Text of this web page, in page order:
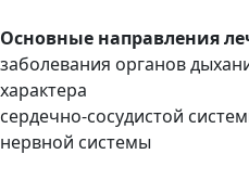
Основные направления
заболевания органов
характера
сердечно-сосудистой
нервной системы